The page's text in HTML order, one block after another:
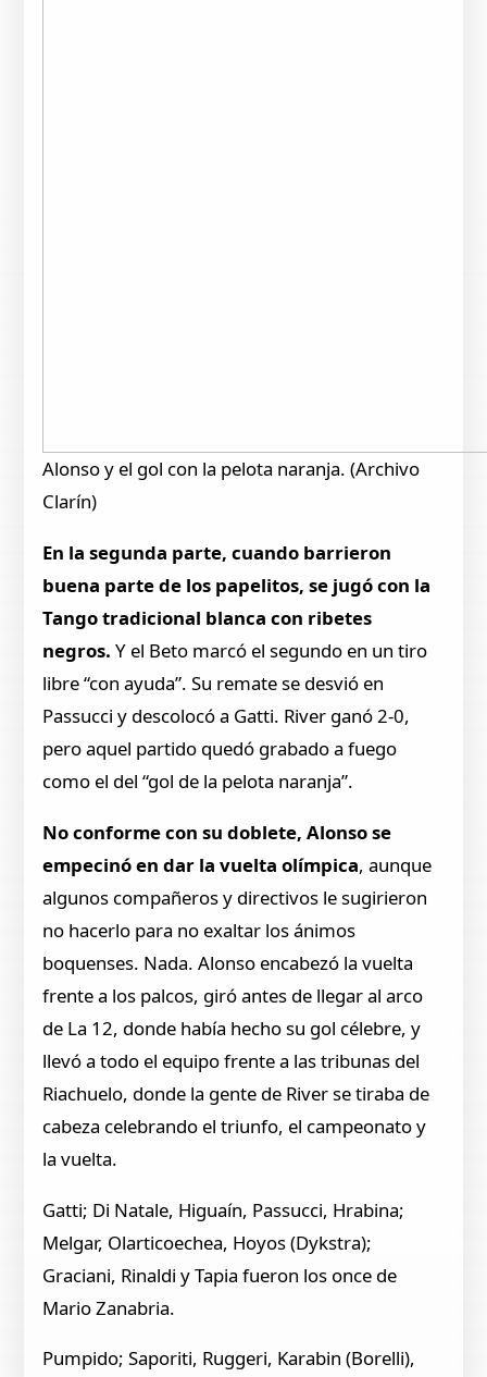
Alonso y el gol con la pelota naranja. (Archivo
Clarín)
En la segunda parte, cuando barrieron
buena parte de los papelitos, se jugó con la
Tango tradicional blanca con ribetes
negros. Y el Beto marcó el segundo en un tiro
libre “con ayuda”. Su remate se desvió en
Passucci y descolocó a Gatti. River ganó 2-0,
pero aquel partido quedó grabado a fuego
como el del “gol de la pelota naranja”.
No conforme con su doblete, Alonso se
empecinó en dar la vuelta olímpica, aunque
algunos compañeros y directivos le sugirieron
no hacerlo para no exaltar los ánimos
boquenses. Nada. Alonso encabezó la vuelta
frente a los palcos, giró antes de llegar al arco
de La 12, donde había hecho su gol célebre, y
llevó a todo el equipo frente a las tribunas del
Riachuelo, donde la gente de River se tiraba de
cabeza celebrando el triunfo, el campeonato y
la vuelta.
Gatti; Di Natale, Higuaín, Passucci, Hrabina;
Melgar, Olarticoechea, Hoyos (Dykstra);
Graciani, Rinaldi y Tapia fueron los once de
Mario Zanabria.
Pumpido; Saporiti, Ruggeri, Karabin (Borelli),